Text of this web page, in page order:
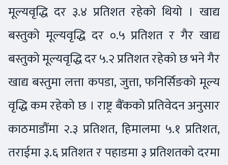
मूल्यवृद्धि दर ३.४ प्रतिशत रहेको थियो । खाद्य
बस्तुको मूल्यवृद्धि दर ०.५ प्रतिशत र गैर खाद्य
बस्तुको मूल्यवृद्धि दर ५.२ प्रतिशत रहेको छ भने गैर
खाद्य बस्तुमा लत्ता कपडा, जुत्ता, फनिर्सिङको मूल्य
वृद्धि कम रहेको छ । राष्ट्र बैंकको प्रतिवेदन अनुसार
काठमाडौंमा २.३ प्रतिशत, हिमालमा ५.१ प्रतिशत,
तराईमा ३.६ प्रतिशत र पहाडमा ३ प्रतिशतको दरमा